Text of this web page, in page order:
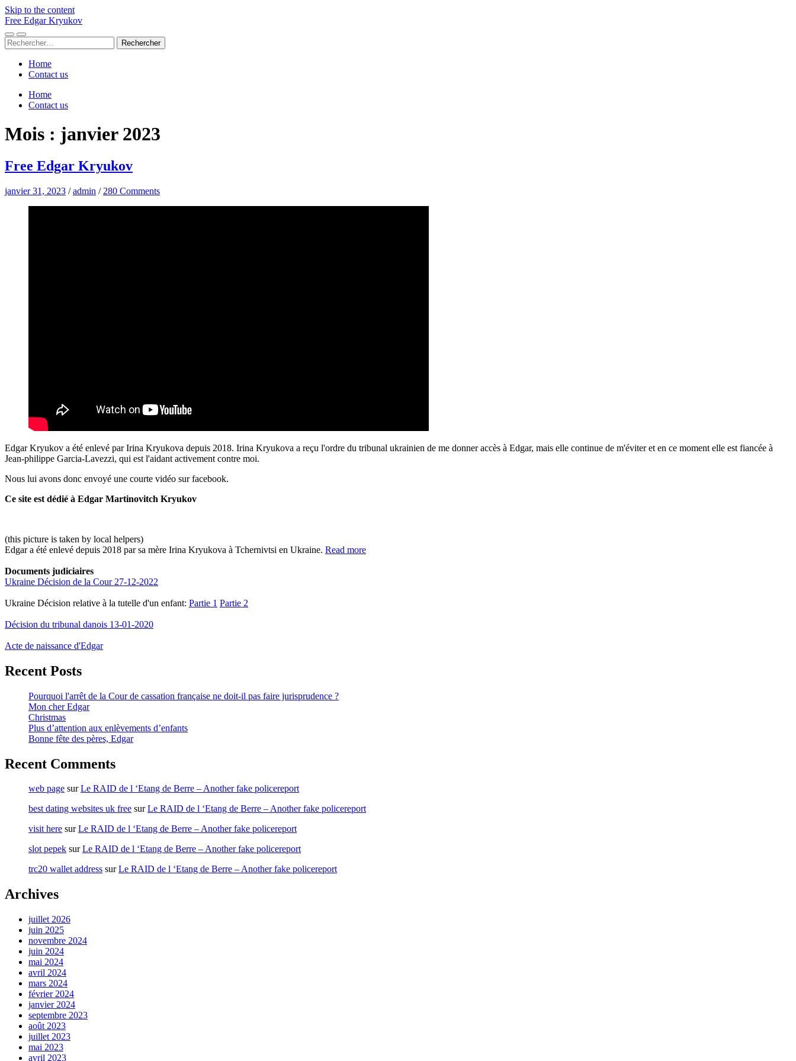
Skip to the content
Free Edgar Kryukov
Toggle
mobile
Toggle
search
Rechercher :
Home
Contact us
Home
Contact us
Mois : janvier 2023
Free Edgar Kryukov
janvier 31, 2023 /admin / 280 Comments
Edgar Kryukov a été enlevé par Irina Kryukova depuis 2018. Irina Kryukova a reçu l'ordre du tribunal ukrainien de me donner accès à Edgar, mais elle continue de m'éviter et en ce moment elle est fiancée à
Jean-philippe Garcia-Lavezzi, qui est l'aidant activement contre moi.
Nous lui avons donc envoyé une courte vidéo sur facebook.
Ce site est dédié à Edgar Martinovitch Kryukov
(this picture is taken by local helpers)
Edgar a été enlevé depuis 2018 par sa mère Irina Kryukova à Tchernivtsi en Ukraine. Read more
Documents judiciaires
Ukraine Décision de la Cour 27-12-2022
Ukraine Décision relative à la tutelle d'un enfant: Partie 1 Partie 2
Décision du tribunal danois 13-01-2020
Acte de naissance d'Edgar
Recent Posts
Pourquoi l'arrêt de la Cour de cassation française ne doit-il pas faire jurisprudence ?
Mon cher Edgar
Christmas
Plus d’attention aux enlèvements d’enfants
Bonne fête des pères, Edgar
Recent Comments
web page surLe RAID de l ‘Etang de Berre – Another fake policereport
best dating websites uk free surLe RAID de l ‘Etang de Berre – Another fake policereport
visit here surLe RAID de l ‘Etang de Berre – Another fake policereport
slot pepek surLe RAID de l ‘Etang de Berre – Another fake policereport
trc20 wallet address surLe RAID de l ‘Etang de Berre – Another fake policereport
Archives
juillet 2026
juin 2025
novembre 2024
juin 2024
mai 2024
avril 2024
mars 2024
février 2024
janvier 2024
septembre 2023
août 2023
juillet 2023
mai 2023
avril 2023